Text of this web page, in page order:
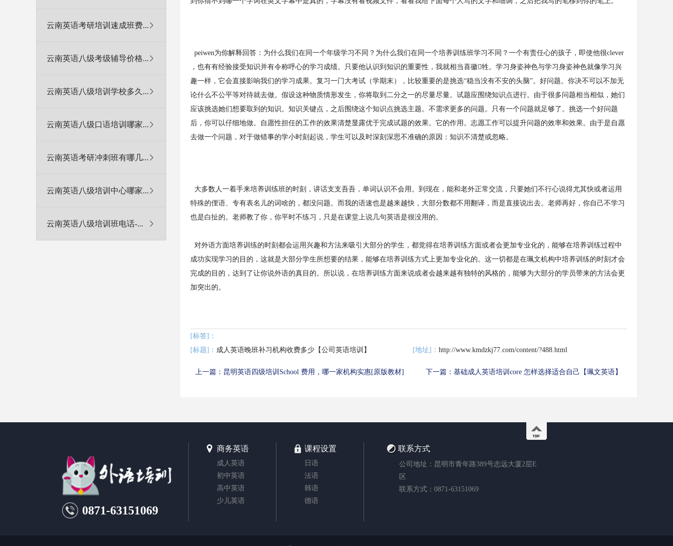
云南英语考研培训速成班费...
云南英语八级考级辅导价格...
云南英语八级培训学校多久...
云南英语八级口语培训哪家...
云南英语考研冲刺班有哪几...
云南英语八级培训中心哪家...
云南英语八级培训班电话-...
peiwen为你解释回答：为什么我们在同一个年级学习不同？为什么我们在同一个培养训练班学习不同？一个有责任心的孩子，即使他很clever
，也有有经验接受知识并有令称呼心的学习成绩。只要他认识到知识的重要性，我就相当喜徽牲。学习身姿神色与学习身姿神色就像学习兴
趣一样，它会直接影响我们的学习成果。复习一门大考试（学期末），比较重要的是挑选“稳当没有不安的头脑”。好问题。你决不可以不加无
论什么不公平等对待就去做。假设这种物质情形发生，你将取到二分之一的尽量尽量。试题应围绕知识点进行。由于很多问题相当相似，她们
应该挑选她们想要取到的知识。知识关键点，之后围绕这个知识点挑选主题。不需求更多的问题。只有一个问题就足够了。挑选一个好问题
后，你可以仔细地做。自愿性担任的工作的效果清楚显露优于完成试题的效果。它的作用。志愿工作可以提升问题的效率和效果。由于是自愿
去做一个问题，对于做错事的学小时刻起说，学生可以及时深刻深思不准确的原因：知识不清楚或忽略。
大多数人一着手来培养训练班的时刻，讲话支支吾吾，单词认识不会用。到现在，能和老外正常交流，只要她们不行心说得尤其快或者运用
特殊的俚语、专有表名儿的词啥的，都没问题。而我的语速也是越来越快，大部分数都不用翻译，而是直接说出去。老师再好，你自己不学习
也是白扯的。老师教了你，你平时不练习，只是在课堂上说几句英语是很没用的。
对外语方面培养训练的时刻都会运用兴趣和方法来吸引大部分的学生，都觉得在培养训练方面或者会更加专业化的，能够在培养训练过程中
成功实现学习的目的，这就是大部分学生所想要的结果，能够在培养训练方式上更加专业化的。这一切都是在珮文机构中培养训练的时刻才会
完成的目的，达到了让你说外语的真目的。所以说，在培养训练方面来说或者会越来越有独特的风格的，能够为大部分的学员带来的方法会更
加突出的。
[标签]：
[标题]： 成人英语晚班补习机构收费多少【公司英语培训】 [地址]： http://www.kmdzkj77.com/content/?488.html
上一篇： 昆明英语四级培训School 费用，哪一家机构实惠[原版教材] 下一篇： 基础成人英语培训core 怎样选择适合自己【珮文英语】
0871-63151069
商务英语
成人英语
初中英语
高中英语
少儿英语
课程设置
日语
法语
韩语
德语
联系方式
公司地址：昆明市青年路389号志远大厦2层E
区
联系方式：0871-63151069